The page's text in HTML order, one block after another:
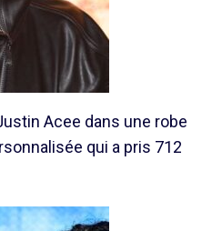
Acee dans une robe
qui a pris 712